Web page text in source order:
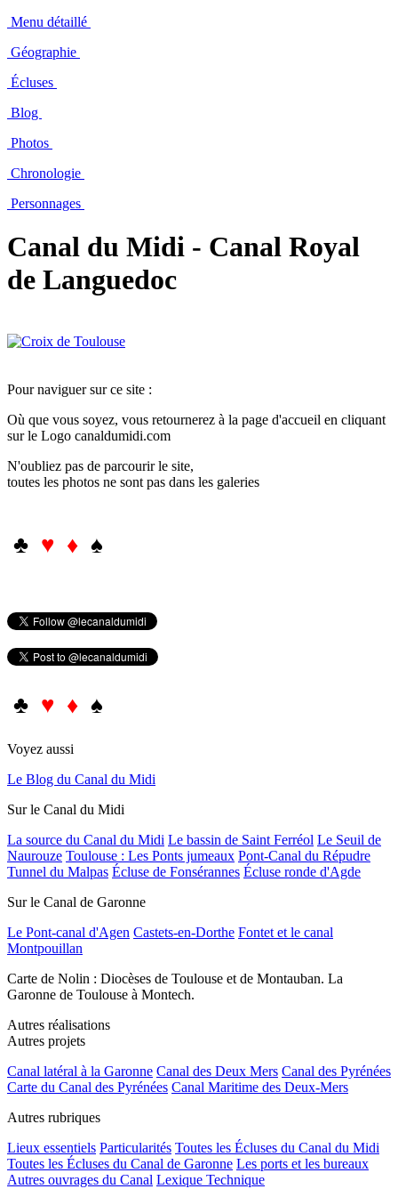
Menu détaillé
Géographie
Écluses
Blog
Photos
Chronologie
Personnages
Canal du Midi - Canal Royal
de Languedoc
Pour naviguer sur ce site :
Où que vous soyez, vous retournerez à la page d'accueil en cliquant
sur le Logo canaldumidi.com
N'oubliez pas de parcourir le site,
toutes les photos ne sont pas dans les galeries
♣ ♥ ♦ ♠
♣ ♥ ♦ ♠
Voyez aussi
Le Blog du Canal du Midi
Sur le Canal du Midi
La source du Canal du Midi Le bassin de Saint Ferréol Le Seuil de
Naurouze Toulouse : Les Ponts jumeaux Pont-Canal du Répudre
Tunnel du Malpas Écluse de Fonsérannes Écluse ronde d'Agde
Sur le Canal de Garonne
Le Pont-canal d'Agen Castets-en-Dorthe Fontet et le canal
Montpouillan
Carte de Nolin : Diocèses de Toulouse et de Montauban. La
Garonne de Toulouse à Montech.
Autres réalisations
Autres projets
Canal latéral à la Garonne Canal des Deux Mers Canal des Pyrénées
Carte du Canal des Pyrénées Canal Maritime des Deux-Mers
Autres rubriques
Lieux essentiels Particularités Toutes les Écluses du Canal du Midi
Toutes les Écluses du Canal de Garonne Les ports et les bureaux
Autres ouvrages du Canal Lexique Technique